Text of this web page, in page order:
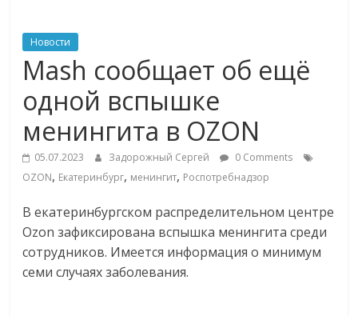
ритейле,
логистике,
технологиях,
соцсетях
об
онлайн-
торговле,
сервисах
Новости
Mash сообщает об ещё
одной вспышке
менингита в OZON
05.07.2023 Задорожный Сергей
0 Comments
OZON, Екатеринбург, менингит, Роспотребнадзор
В екатеринбургском распределительном центре
Ozon зафиксирована вспышка менингита среди
сотрудников. Имеется информация о минимум
семи случаях заболевания.